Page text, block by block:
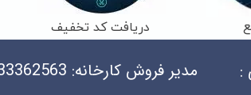
دریافت کد تخفیف
مدیر فروش کارخانه: 04533362563 :